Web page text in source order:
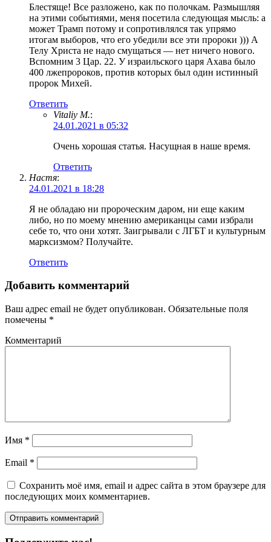
Блестяще! Все разложено, как по полочкам. Размышляя
на этими событиями, меня посетила следующая мысль: а
может Трамп потому и сопротивлялся так упрямо
итогам выборов, что его убедили все эти пророки ))) А
Телу Христа не надо смущаться — нет ничего нового.
Вспомним 3 Цар. 22. У израильского царя Ахава было
400 лжепророков, против которых был один истинный
пророк Михей.
Ответить
Vitaliy M.:
24.01.2021 в 05:32
Очень хорошая статья. Насущная в наше время.
Ответить
Настя:
24.01.2021 в 18:28
Я не обладаю ни пророческим даром, ни еще каким
либо, но по моему мнению американцы сами избрали
себе то, что они хотят. Заигрывали с ЛГБТ и культурным
марксизмом? Получайте.
Ответить
Добавить комментарий
Ваш адрес email не будет опубликован. Обязательные поля
помечены *
Комментарий
Имя *
Email *
Сохранить моё имя, email и адрес сайта в этом браузере для
последующих моих комментариев.